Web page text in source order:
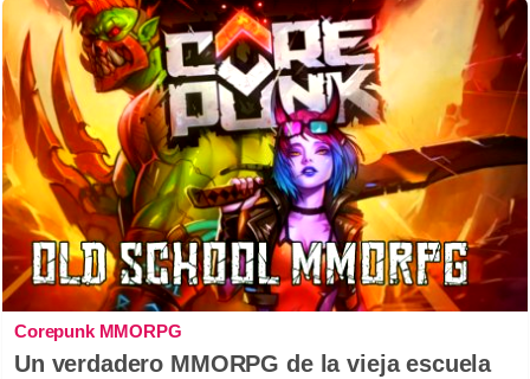
Corepunk MMORPG
Un verdadero MMORPG de la vieja escuela